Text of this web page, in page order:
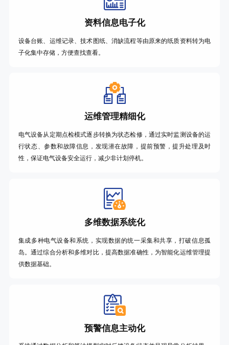
资料信息电子化
设备台账、运维记录、技术图纸、消缺流程等由原来的纸质资料转为电
子化集中存储，方便查找查看。
运维管理精细化
电气设备从定期点检模式逐步转换为状态检修，通过实时监测设备的运
行状态、参数和故障信息，发现潜在故障，提前预警，提升处理及时
性，保证电气设备安全运行，减少非计划停机。
多维数据系统化
集成多种电气设备和系统，实现数据的统一采集和共享，打破信息孤
岛。通过综合分析和多维对比，提高数据准确性，为智能化运维管理提
供数据基础。
预警信息主动化